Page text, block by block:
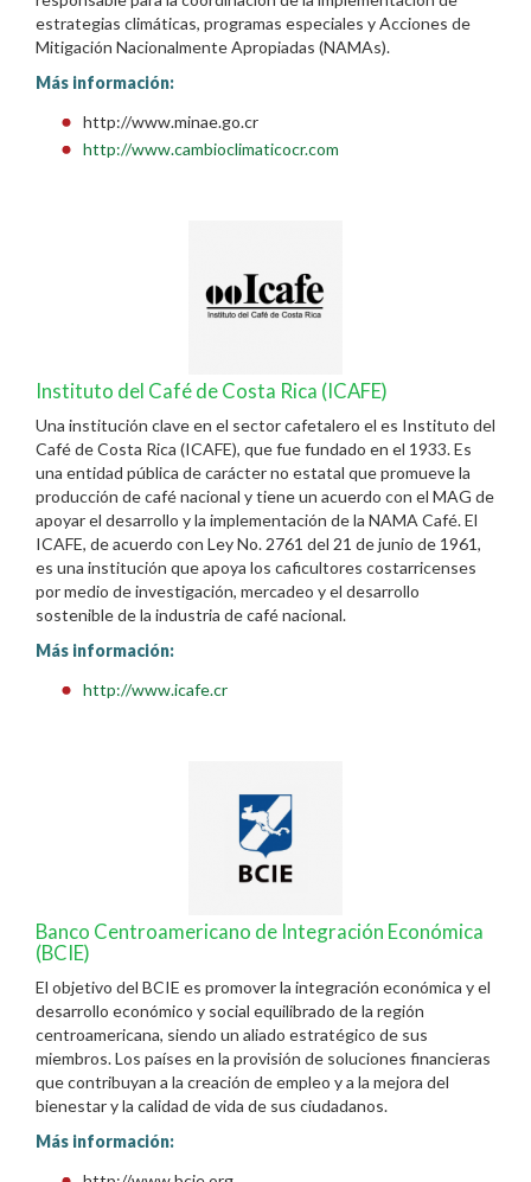
estrategias climáticas, programas especiales y Acciones de
Mitigación Nacionalmente Apropiadas (NAMAs).
Más información:
http://www.minae.go.cr
http://www.cambioclimaticocr.com
Instituto del Café de Costa Rica (ICAFE)
Una institución clave en el sector cafetalero el es Instituto del
Café de Costa Rica (ICAFE), que fue fundado en el 1933. Es
una entidad pública de carácter no estatal que promueve la
producción de café nacional y tiene un acuerdo con el MAG de
apoyar el desarrollo y la implementación de la NAMA Café. El
ICAFE, de acuerdo con Ley No. 2761 del 21 de junio de 1961,
es una institución que apoya los caficultores costarricenses
por medio de investigación, mercadeo y el desarrollo
sostenible de la industria de café nacional.
Más información:
http://www.icafe.cr
Banco Centroamericano de Integración Económica
(BCIE)
El objetivo del BCIE es promover la integración económica y el
desarrollo económico y social equilibrado de la región
centroamericana, siendo un aliado estratégico de sus
miembros. Los países en la provisión de soluciones financieras
que contribuyan a la creación de empleo y a la mejora del
bienestar y la calidad de vida de sus ciudadanos.
Más información: